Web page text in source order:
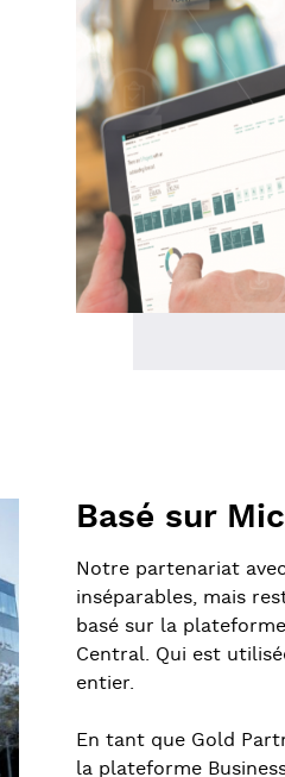
Basé sur
Notre partenariat
inséparables, mais
basé sur la
Central. Qui est
entier.
En tant que Gold
la plateforme